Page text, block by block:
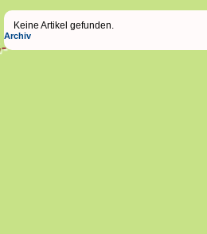
Keine Artikel gefunden.
Archiv